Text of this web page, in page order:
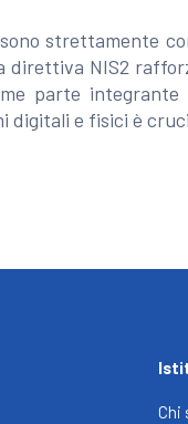
strettamente
NIS2
parte
digitali e fisici è
Chi